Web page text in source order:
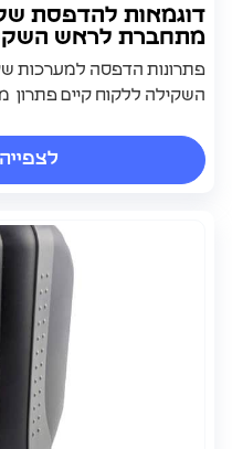
דוגמאות להדפסת
מתחברת לראש
פתרונות הדפסה למערכות
השקילה ללקוח קיים פתרון